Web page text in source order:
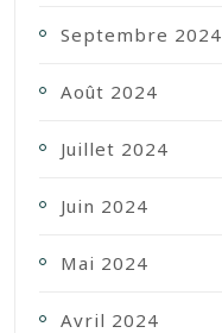
Septembre 2024
Août 2024
Juillet 2024
Juin 2024
Mai 2024
Avril 2024